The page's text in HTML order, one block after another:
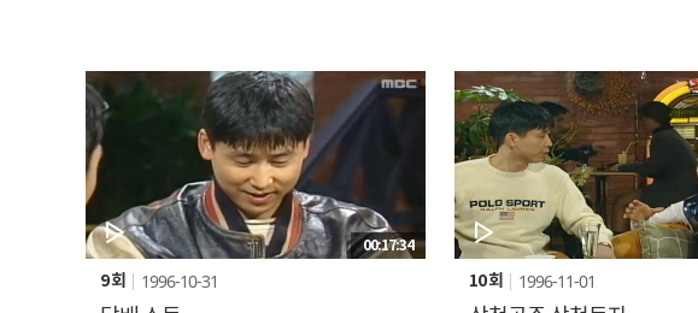
00:17:34
9 회 1996-10-31 10 회 1996-11-01